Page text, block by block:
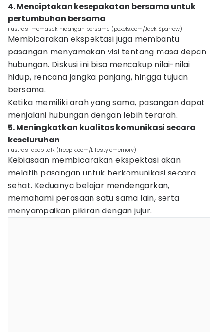
4. Menciptakan kesepakatan bersama untuk
pertumbuhan bersama
ilustrasi memasak hidangan bersama (pexels.com/Jack Sparrow)
Membicarakan ekspektasi juga membantu
pasangan menyamakan visi tentang masa depan
hubungan. Diskusi ini bisa mencakup nilai-nilai
hidup, rencana jangka panjang, hingga tujuan
bersama.
Ketika memiliki arah yang sama, pasangan dapat
menjalani hubungan dengan lebih terarah.
5. Meningkatkan kualitas komunikasi secara
keseluruhan
ilustrasi deep talk (freepik.com/Lifestylememory)
Kebiasaan membicarakan ekspektasi akan
melatih pasangan untuk berkomunikasi secara
sehat. Keduanya belajar mendengarkan,
memahami perasaan satu sama lain, serta
menyampaikan pikiran dengan jujur.